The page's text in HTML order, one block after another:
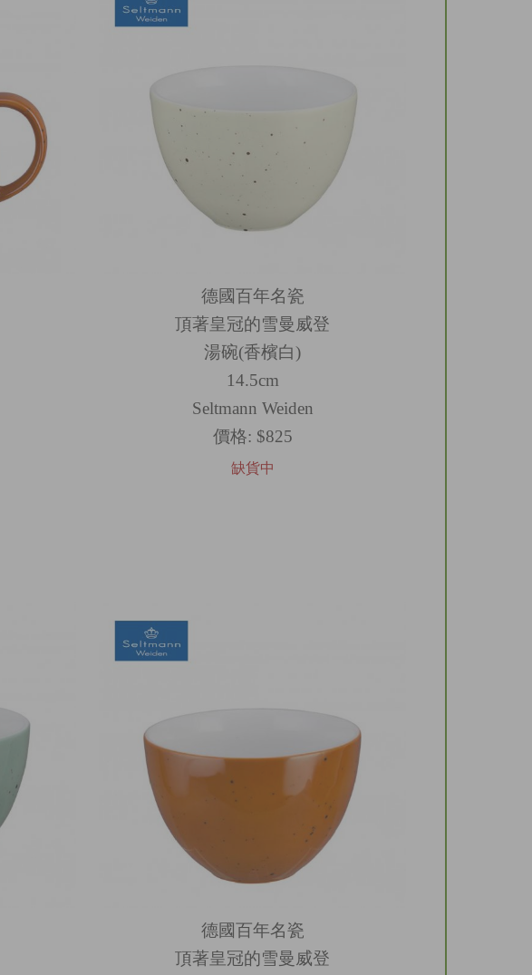
德國百年名瓷
頂著皇冠的雪曼威登
湯碗(香檳白)
14.5cm
Seltmann Weiden
價格: $825
缺貨中
德國百年名瓷
頂著皇冠的雪曼威登